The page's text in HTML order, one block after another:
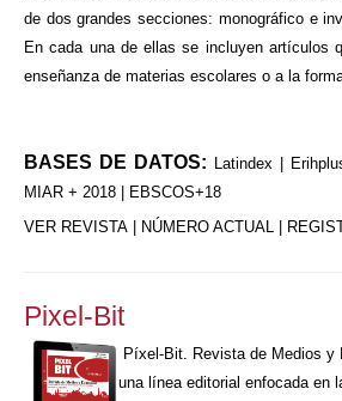
de dos grandes secciones: monográfico e
En cada una de ellas se incluyen artículos
enseñanza de materias escolares o a la
BASES DE DATOS: Latindex |
MIAR + 2018 | EBSCOS+18
VER REVISTA
NÚMERO ACTUAL
Pixel-Bit
Píxel-Bit. Revista de Medios
una línea editorial enfocada en